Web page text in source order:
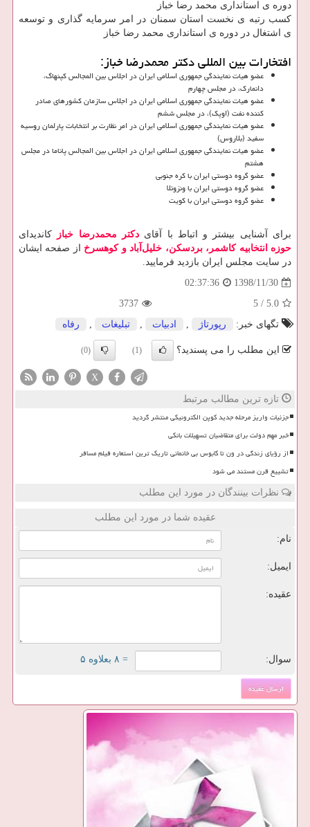
دوره ی استانداری محمد رضا خباز
كسب رتبه ی نخست استان سمنان در امر سرمایه گذاری و توسعه
ی اشتغال در دوره ی استانداری محمد رضا خباز
افتخارات بین المللی دکتر محمدرضا خباز:
عضو هیات نمایندگی جمهوری اسلامی ایران در اجلاس بین المجالس كپنهاگ،
دانمارك، در مجلس چهارم
عضو هیات نمایندگی جمهوری اسلامی ایران در اجلاس سازمان كشورهای صادر
كننده نفت (اوپك)، در مجلس ششم
عضو هیات نمایندگی جمهوری اسلامی ایران در امر نظارت بر انتخابات پارلمان روسیه
سفید (بلاروس)
عضو هیات نمایندگی جمهوری اسلامی ایران در اجلاس بین المجالس پاناما در مجلس
هشتم
عضو گروه دوستی ایران با كره جنوبی
عضو گروه دوستی ایران با ونزوئلا
عضو گروه دوستی ایران با كویت
برای آشنایی بیشتر و اتباط با آقایدکتر محمدرضا خباز
کاندیدای
حوزه انتخابیه کاشمر، بردسکن، خلیل‌آباد و کوهسرخ از صفحه ایشان
در سایت مجلس ایران بازدید فرمایید.
1398/11/30
02:37:36
5.0
/
5
3737
تگهای خبر:
رپورتاژ , ادبیات , تبلیغات , رفاه
این مطلب را می پسندید؟ (1)
(0)
X
تازه ترین مطالب مرتبط
جزئیات واریز مرحله جدید کوپن الکترونیکی منتشر گردید
خبر مهم دولت برای متقاضیان تسهیلات بانکی
از رؤیای زندگی در ون تا کابوس بی خانمانی تاریک ترین استعاره فیلم مسافر
تشییع قرن مستند می شود
نظرات بینندگان در مورد این مطلب
عقیده شما در مورد این مطلب
نام:
ایمیل:
عقیده:
سوال: = ۸ بعلاوه ۵